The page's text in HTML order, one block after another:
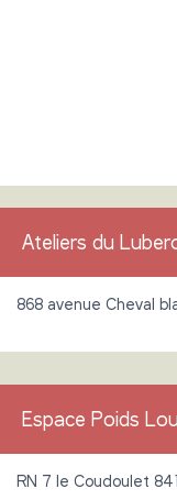
Ateliers du
868 avenue Cheval
Espace Poids
RN 7 le Coudoulet